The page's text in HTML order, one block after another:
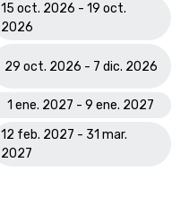
15 oct. 2026 - 19 oct.
2026
29 oct. 2026 - 7 dic. 2026
1 ene. 2027 - 9 ene. 2027
12 feb. 2027 - 31 mar.
2027